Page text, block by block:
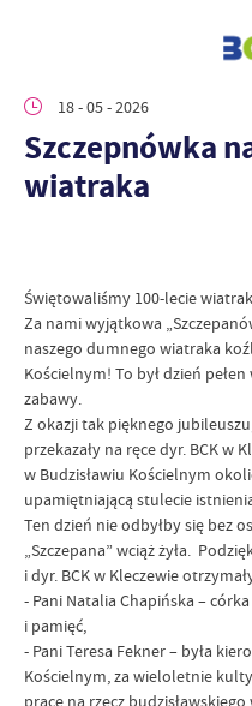
18 - 05 - 2026
Szczepnówka
wiatraka
Świętowaliśmy 100-lecie
Za nami wyjątkowa
naszego dumnego wiatraka
Kościelnym! To był dzień
zabawy.
Z okazji tak pięknego
przekazały na ręce dyr. BCK w
w Budzisławiu Kościelnym
upamiętniającą stulecie
Ten dzień nie odbyłby się bez
„Szczepana” wciąż żyła.
i dyr. BCK w Kleczewie
- Pani Natalia Chapińska –
i pamięć,
- Pani Teresa Fekner – była
Kościelnym, za wieloletnie
pracę na rzecz